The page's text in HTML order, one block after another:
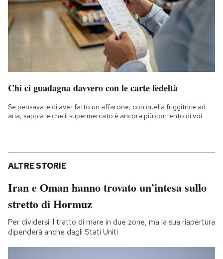
Chi ci guadagna davvero con le carte fedeltà
Se pensavate di aver fatto un affarone, con quella friggitrice ad
aria, sappiate che il supermercato è ancora più contento di voi
ALTRE STORIE
Iran e Oman hanno trovato un’intesa sullo
stretto di Hormuz
Per dividersi il tratto di mare in due zone, ma la sua riapertura
dipenderà anche dagli Stati Uniti